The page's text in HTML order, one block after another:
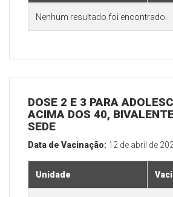
Nenhum resultado foi encontrado.
DOSE 2 E 3 PARA
ACIMA DOS 40,
SEDE
Data de Vacinação: 12 de abril de
Unidade